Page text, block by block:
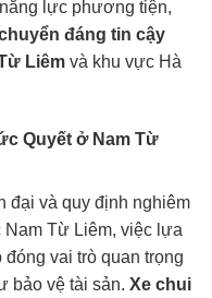
lực phương tiện,
đáng tin cậy
Liêm và khu vực Hà
Quyết ở Nam Từ
đại và quy định nghiêm
Nam Từ Liêm, việc lựa
vai trò quan trọng
bảo vệ tài sản. Xe chui